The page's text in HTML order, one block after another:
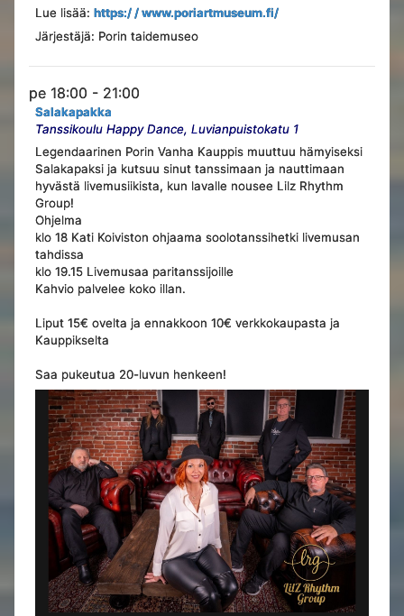
Lue lisää: https:/ / www.poriartmuseum.fi/
Järjestäjä: Porin taidemuseo
pe 18:00 - 21:00
Salakapakka
Tanssikoulu Happy Dance, Luvianpuistokatu 1
Legendaarinen Porin Vanha Kauppis muuttuu hämyiseksi
Salakapaksi ja kutsuu sinut tanssimaan ja nauttimaan
hyvästä livemusiikista, kun lavalle nousee Lilz Rhythm
Group!
Ohjelma
klo 18 Kati Koiviston ohjaama soolotanssihetki livemusan
tahdissa
klo 19.15 Livemusaa paritanssijoille
Kahvio palvelee koko illan.
Liput 15€ ovelta ja ennakkoon 10€ verkkokaupasta ja
Kauppikselta
Saa pukeutua 20-luvun henkeen!